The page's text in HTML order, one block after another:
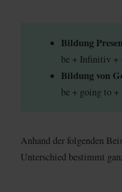
Bildung
be + Infinitiv +
Bildung von
be + going to
Anhand der folgenden
Unterschied bestimmt